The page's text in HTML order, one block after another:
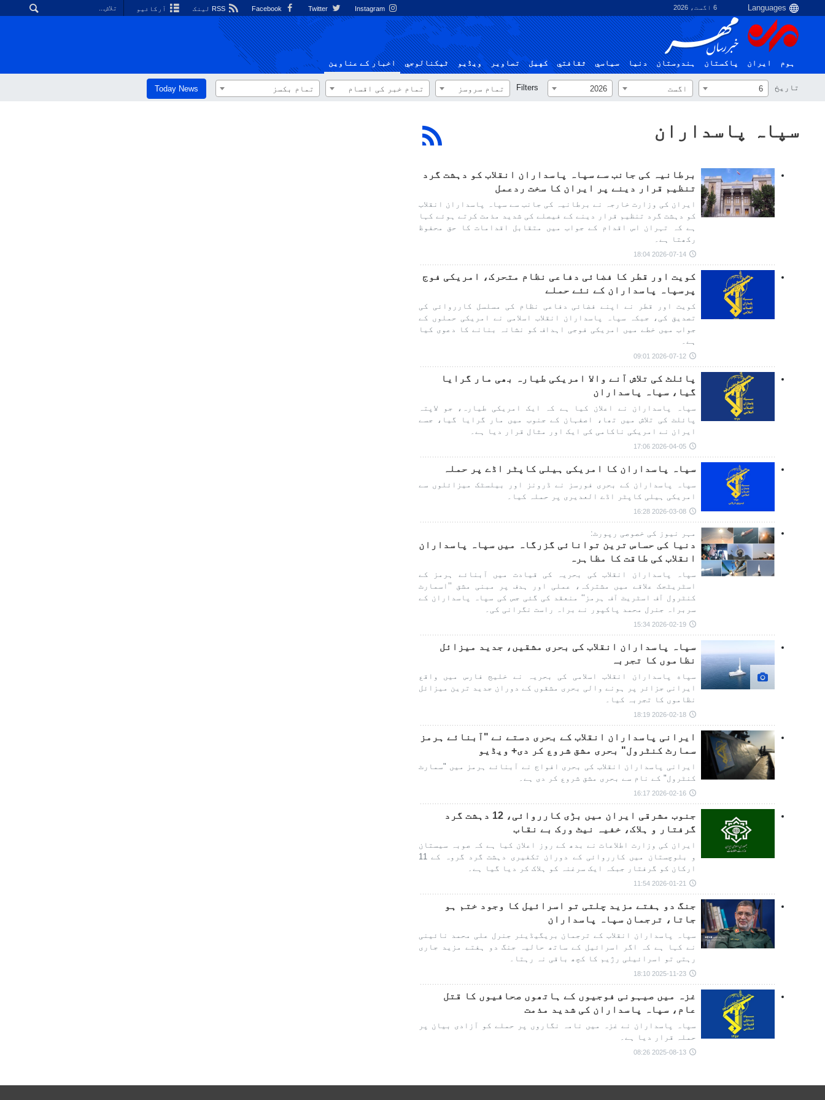
6 اگست، 2026 Instagram آرکائیو
ہوم ایران پاکستان ہندوستان دنیا سياسي ثقافتي کهيل تصاوير ویڈیو ٹيكنالوجي اخبار کے عناوین
تاریخ 6 اگست 2026
Filters تمام سروسز تمام خبر کی اقسام تمام بکسز Today News
سپاہ پاسداران
برطانیہ کی جانب سے سپاہ پاسداران انقلاب کو دہشت گرد
تنظیم قرار دینے پر ایران کا سخت ردعمل
ایران کی وزارت خارجہ نے برطانیہ کی جانب سے سپاہ پاسداران انقلاب
کو دہشت گرد تنظیم قرار دینے کے فیصلے کی شدید مذمت کرتے ہوئے کہا
ہے کہ تہران اس اقدام کے جواب میں متقابل اقدامات کا حق محفوظ
رکھتا ہے۔
2026-07-14 18:04
کویت اور قطر کا فضائی دفاعی نظام متحرک، امریکی فوج
پرسپاہ پاسداران کے نئے حملے
کویت اور قطر نے اپنے فضائی دفاعی نظام کی مسلسل کارروائی کی
تصدیق کی، جبکہ سپاہ پاسداران انقلاب اسلامی نے امریکی حملوں کے
جواب میں خطے میں امریکی فوجی اہداف کو نشانہ بنانے کا دعوی کیا
ہے۔
2026-07-12 09:01
پائلٹ کی تلاش آنے والا امریکی طیارہ بھی مار گرایا
گیا، سپاہ پاسداران
سپاہ پاسداران نے اعلان کیا ہے کہ ایک امریکی طیارہ، جو لاپتہ
پائلٹ کی تلاش میں تھا، اصفہان کے جنوب میں مار گرایا گیا، جسے
ایران نے امریکی ناکامی کی ایک اور مثال قرار دیا ہے۔
2026-04-05 17:06
سپاہ پاسداران کا امریکی ہیلی کاپٹر اڈے پر حملہ
سپاہ پاسداران کے بحری فورسز نے ڈرونز اور بیلسٹک میزائلوں سے
امریکی ہیلی کاپٹر اڈے العدیری پر حملہ کیا۔
2026-03-08 16:28
مہر نیوز کی خصوصی رپورٹ:
دنیا کی حساس ترین توانائی گزرگاہ میں سپاہ پاسداران
انقلاب کی طاقت کا مظاہرہ
سپاہ پاسداران انقلاب کی بحریہ کی قیادت میں آبنائے ہرمز کے
اسٹریٹجک علاقے میں مشترکہ، عملی اور ہدف پر مبنی مشق ’’اسمارٹ
کنٹرول آف اسٹریٹ آف ہرمز‘‘ منعقد کی گئی جس کی سپاہ پاسداران کے
سربراہ جنرل محمد پاکپور نے براہ راست نگرانی کی۔
2026-02-19 15:34
سپاہ پاسداران انقلاب کی بحری مشقیں، جدید میزائل
نظاموں کا تجربہ
سپاه پاسداران انقلاب اسلامی کی بحریہ نے خلیج فارس میں واقع
ایرانی جزائر پر ہونے والی بحری مشقوں کے دوران جدید ترین میزائل
نظاموں کا تجربہ کیا۔
2026-02-18 18:19
ایرانی پاسداران انقلاب کے بحری دستے نے "آبنائے ہرمز
سمارٹ کنٹرول" بحری مشق شروع کر دی+ ویڈیو
ایرانی پاسداران انقلاب کی بحری افواج نے آبنائے ہرمز میں "سمارٹ
کنٹرول" کے نام سے بحری مشق شروع کر دی ہے۔
2026-02-16 16:17
جنوب مشرقی ایران میں بڑی کارروائی، 12 دہشت گرد
گرفتار و ہلاک، خفیہ نیٹ ورک بے نقاب
ایران کی وزارت اطلاعات نے بدھ کے روز اعلان کیا ہے کہ صوبہ سیستان
و بلوچستان میں کارروائی کے دوران تکفیری دہشت گرد گروہ کے 11
ارکان کو گرفتار جبکہ ایک سرغنہ کو ہلاک کر دیا گیا ہے۔
2026-01-21 11:54
جنگ دو ہفتے مزید چلتی تو اسرائیل کا وجود ختم ہو
جاتا، ترجمان سپاہ پاسداران
سپاہ پاسداران انقلاب کے ترجمان بریگیڈیئر جنرل علی محمد نائینی
نے کہا ہے کہ اگر اسرائیل کے ساتھ حالیہ جنگ دو ہفتے مزید جاری
رہتی تو اسرائیلی رژیم کا کچھ باقی نہ رہتا۔
2025-11-23 18:10
غزہ میں صیہونی فوجیوں کے ہاتھوں صحافیوں کا قتل
عام، سپاہ پاسداران کی شدید مذمت
سپاہ پاسداران نے غزہ میں نامہ نگاروں پر حملے کو آزادی بیان پر
حملہ قرار دیا ہے۔
2025-08-13 08:26